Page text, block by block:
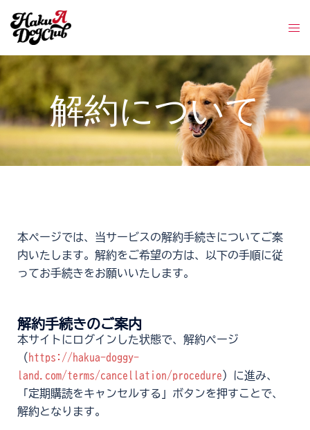
解約について
本ページでは、当サービスの解約手続きについてご案
内いたします。解約をご希望の方は、以下の手順に従
ってお手続きをお願いいたします。
解約手続きのご案内
本サイトにログインした状態で、解約ページ
（ https://hakua-doggy-
land.com/terms/cancellation/procedure）に進み、
「定期購読をキャンセルする」ボタンを押すことで、
解約となります。